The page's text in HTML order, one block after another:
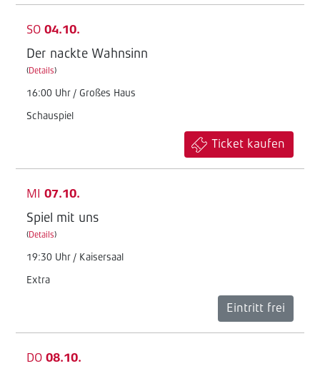
SO 04.10.
Der nackte Wahnsinn
(Details)
16:00 Uhr / Großes Haus
Schauspiel
Ticket kaufen
MI 07.10.
Spiel mit uns
(Details)
19:30 Uhr / Kaisersaal
Extra
Eintritt frei
DO 08.10.